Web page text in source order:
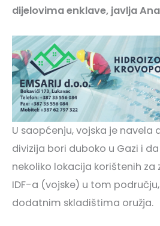
dijelovima enklave, javlja
U saopćenju, vojska je navela
divizija bori duboko u Gazi i
nekoliko lokacija korištenih
IDF-a (vojske) u tom
dodatnim skladištima oružja.